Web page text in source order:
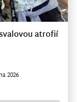
atrofií
2026